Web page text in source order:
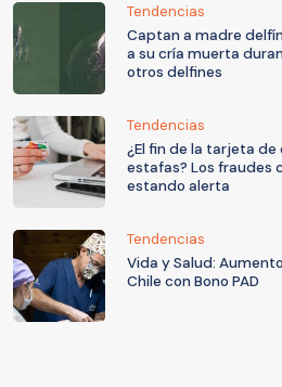
Tendencias
Captan a madre
a su cría muerta
otros delfines
Tendencias
¿El fin de la tarjeta
estafas? Los fraudes
estando alerta
Tendencias
Vida y Salud:
Chile con Bono PAD